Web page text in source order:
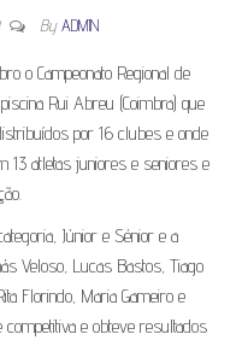
By ADMIN
o Campeonato Regional de
Rui Abreu (Coimbra) que
por 16 clubes e onde
13 atletas juniores e seniores e
Júnior e Sénior e a
Veloso, Lucas Bastos, Tiago
Florindo, Maria Gameiro e
competitiva e obteve resultados